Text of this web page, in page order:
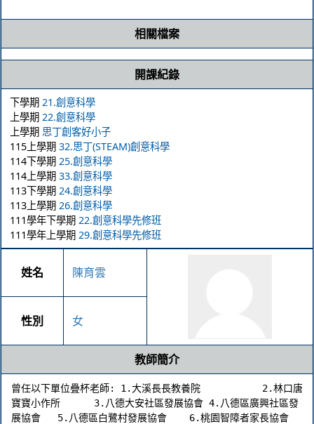
相關檔案
開課紀錄
下學期 21.創意科學
上學期 22.創意科學
上學期 思丁創客好小子
115上學期 32.思丁(STEAM)創意科學
114下學期 25.創意科學
114上學期 33.創意科學
113下學期 24.創意科學
113上學期 26.創意科學
111學年下學期 22.創意科學先修班
111學年上學期 29.創意科學先修班
姓名 陳育雲
性別 女
教師簡介
曾任以下單位疊杯老師: 1.大溪長長教養院           2.林口唐
寶寶小作所      3.八德大安社區發展協會 4.八德區廣興社區發
展協會   5.八德區白鷺村發展協會    6.桃園智障者家長協會